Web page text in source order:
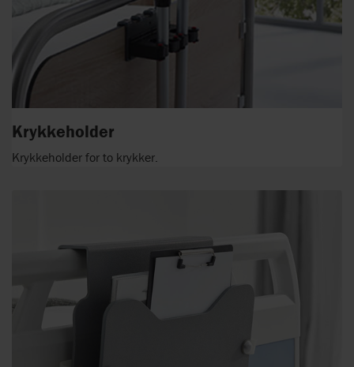
Krykkeholder
Krykkeholder for to krykker.